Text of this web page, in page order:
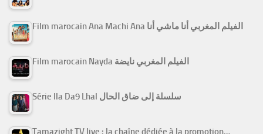
Film marocain Ana Machi Ana الفيلم المغربي أنا ماشي أنا
Film marocain Nayda الفيلم المغربي نايضة
Série Ila Da9 Lhal سلسلة إلى ضاق الحال
Tamazight TV live : la chaîne dédiée à la promotion…